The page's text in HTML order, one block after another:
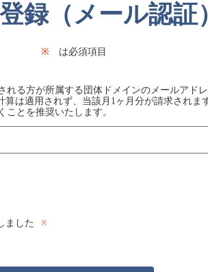
録（メール認証）
※ は必須項目
る方が所属する団体ドメインのメールアドレ
は適用されず、当該月1ヶ月分が請求されます
とを推奨いたします。
ました